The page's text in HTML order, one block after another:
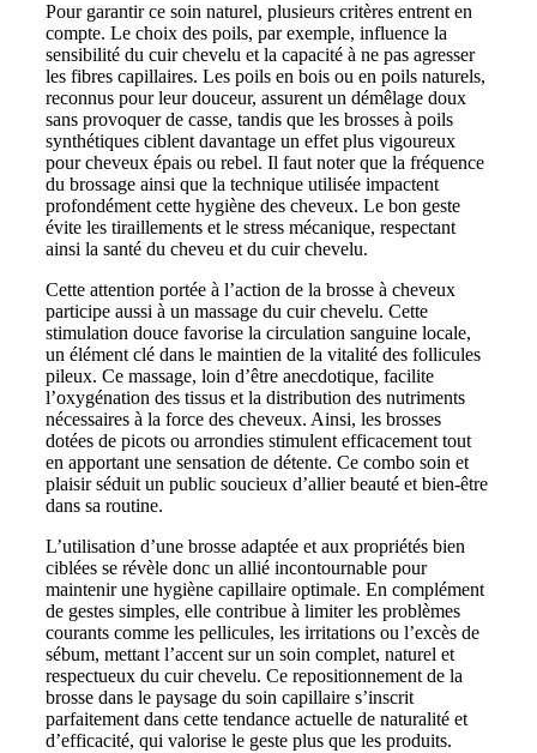
Pour garantir ce soin naturel, plusieurs critères entrent en
compte. Le choix des poils, par exemple, influence la
sensibilité du cuir chevelu et la capacité à ne pas agresser
les fibres capillaires. Les poils en bois ou en poils naturels,
reconnus pour leur douceur, assurent un démêlage doux
sans provoquer de casse, tandis que les brosses à poils
synthétiques ciblent davantage un effet plus vigoureux
pour cheveux épais ou rebel. Il faut noter que la fréquence
du brossage ainsi que la technique utilisée impactent
profondément cette hygiène des cheveux. Le bon geste
évite les tiraillements et le stress mécanique, respectant
ainsi la santé du cheveu et du cuir chevelu.
Cette attention portée à l’action de la brosse à cheveux
participe aussi à un massage du cuir chevelu. Cette
stimulation douce favorise la circulation sanguine locale,
un élément clé dans le maintien de la vitalité des follicules
pileux. Ce massage, loin d’être anecdotique, facilite
l’oxygénation des tissus et la distribution des nutriments
nécessaires à la force des cheveux. Ainsi, les brosses
dotées de picots ou arrondies stimulent efficacement tout
en apportant une sensation de détente. Ce combo soin et
plaisir séduit un public soucieux d’allier beauté et bien-être
dans sa routine.
L’utilisation d’une brosse adaptée et aux propriétés bien
ciblées se révèle donc un allié incontournable pour
maintenir une hygiène capillaire optimale. En complément
de gestes simples, elle contribue à limiter les problèmes
courants comme les pellicules, les irritations ou l’excès de
sébum, mettant l’accent sur un soin complet, naturel et
respectueux du cuir chevelu. Ce repositionnement de la
brosse dans le paysage du soin capillaire s’inscrit
parfaitement dans cette tendance actuelle de naturalité et
d’efficacité, qui valorise le geste plus que les produits.